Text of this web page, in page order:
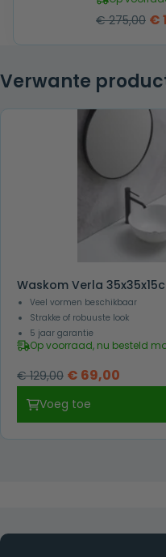
€275,00
€
€
Verwante
Waskom Verla
Veel vormen beschikbaar
Strakke of robuuste look
5 jaar garantie
Op voorraad, nu besteld
€129,00 Oorspronkelijke
was:
€ 129,00.
€ 69,00
€
Voeg toe